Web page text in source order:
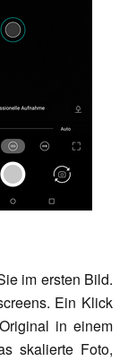
im ersten Bild.
Ein Klick
in einem
skalierte Foto,